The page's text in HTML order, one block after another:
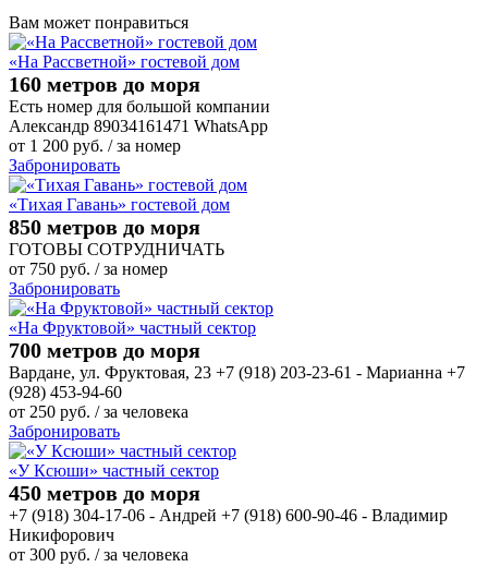
Вам может понравиться
«На Рассветной» гостевой дом
160 метров до моря
Есть номер для большой компании
Александр 89034161471 WhatsApp
от 1 200 руб. / за номер
Забронировать
«Тихая Гавань» гостевой дом
850 метров до моря
ГОТОВЫ СОТРУДНИЧАТЬ
от 750 руб. / за номер
Забронировать
«На Фруктовой» частный сектор
700 метров до моря
Вардане, ул. Фруктовая, 23 +7 (918) 203-23-61 - Марианна +7
(928) 453-94-60
от 250 руб. / за человека
Забронировать
«У Ксюши» частный сектор
450 метров до моря
+7 (918) 304-17-06 - Андрей +7 (918) 600-90-46 - Владимир
Никифорович
от 300 руб. / за человека